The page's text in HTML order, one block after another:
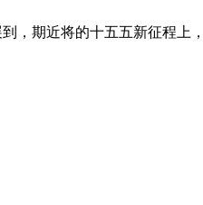
，期近将的十五五新征程上